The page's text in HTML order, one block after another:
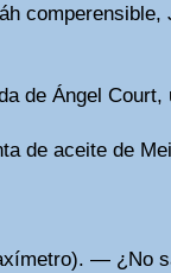
comperensible,
de Ángel Court,
de aceite de
— ¿No